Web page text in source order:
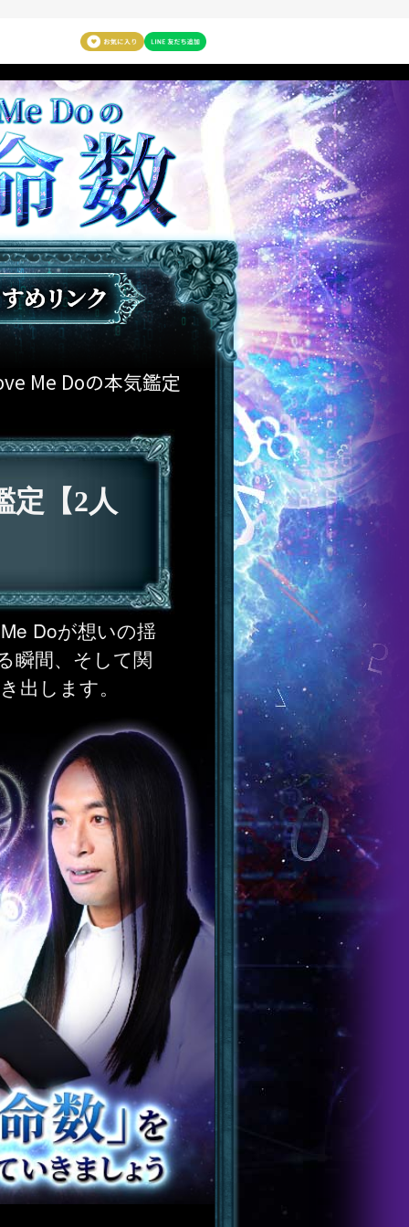
Me Doの本気鑑定
定【2人
Doが想いの揺
瞬間、そして関
出します。